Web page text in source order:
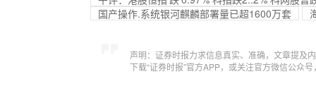
国产操作.系统银河麒麟部署量已超1600万套
声明：证券时报力求信息真实、准确，文章提及
下载“证券时报”官方APP，或关注官方微信公众